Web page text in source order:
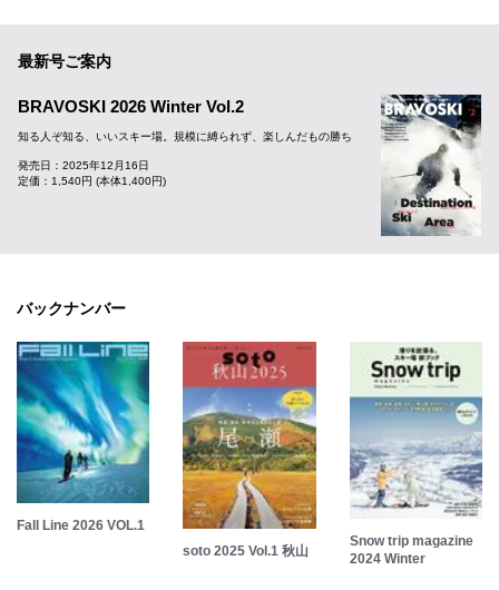
最新号ご案内
BRAVOSKI 2026 Winter Vol.2
知る人ぞ知る、いいスキー場。規模に縛られず、楽しんだもの勝ち
発売日：2025年12月16日
定価：1,540円 (本体1,400円)
バックナンバー
Fall Line 2026 VOL.1
soto 2025 Vol.1 秋山
Snow trip magazine
2024 Winter